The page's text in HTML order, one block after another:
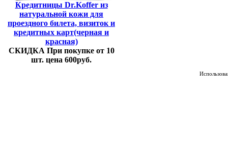
Кредитницы Dr.Koffer из
натуральной кожи для
проездного билета, визиток и
кредитных карт(черная и
красная)
СКИДКА При покупке от 10
шт. цена 600руб.